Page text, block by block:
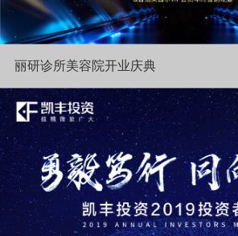
丽研诊所美容院开业庆典